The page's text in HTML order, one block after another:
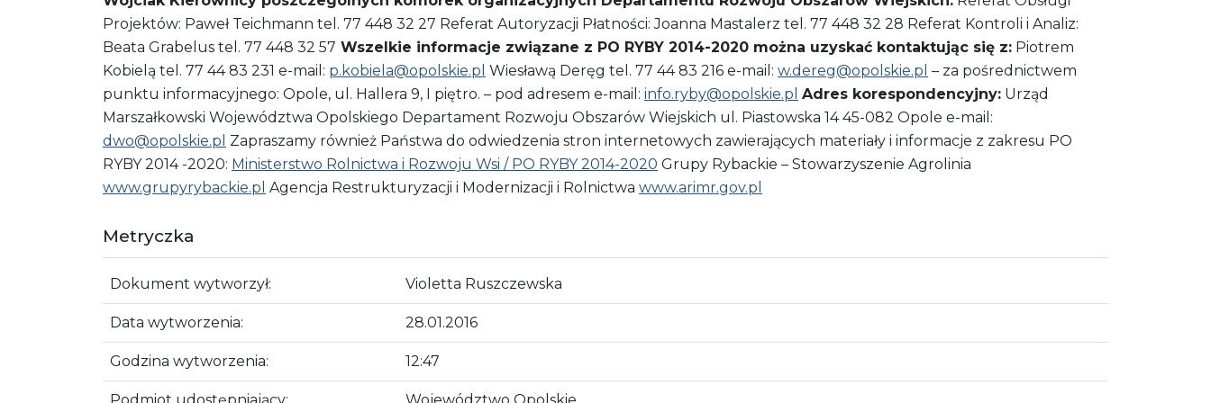
Projektów: Paweł Teichmann tel. 77 448 32 27 Referat Autoryzacji Płatności: Joanna Mastalerz tel. 77 448 32 28 Referat Kontroli i Analiz:
Beata Grabelus tel. 77 448 32 57 Wszelkie informacje związane z PO RYBY 2014-2020 można uzyskać kontaktując się z: Piotrem
Kobielą tel. 77 44 83 231 e-mail: p.kobiela@opolskie.pl Wiesławą Deręg tel. 77 44 83 216 e-mail: w.dereg@opolskie.pl – za pośrednictwem
punktu informacyjnego: Opole, ul. Hallera 9, I piętro. – pod adresem e-mail: info.ryby@opolskie.pl Adres korespondencyjny: Urząd
Marszałkowski Województwa Opolskiego Departament Rozwoju Obszarów Wiejskich ul. Piastowska 14 45-082 Opole e-mail:
dwo@opolskie.pl Zapraszamy również Państwa do odwiedzenia stron internetowych zawierających materiały i informacje z zakresu PO
RYBY 2014 -2020: Ministerstwo Rolnictwa i Rozwoju Wsi / PO RYBY 2014-2020 Grupy Rybackie – Stowarzyszenie Agrolinia
www.grupyrybackie.pl Agencja Restrukturyzacji i Modernizacji i Rolnictwa www.arimr.gov.pl
Metryczka
Dokument wytworzył: Violetta Ruszczewska
Data wytworzenia: 28.01.2016
Godzina wytworzenia: 12:47